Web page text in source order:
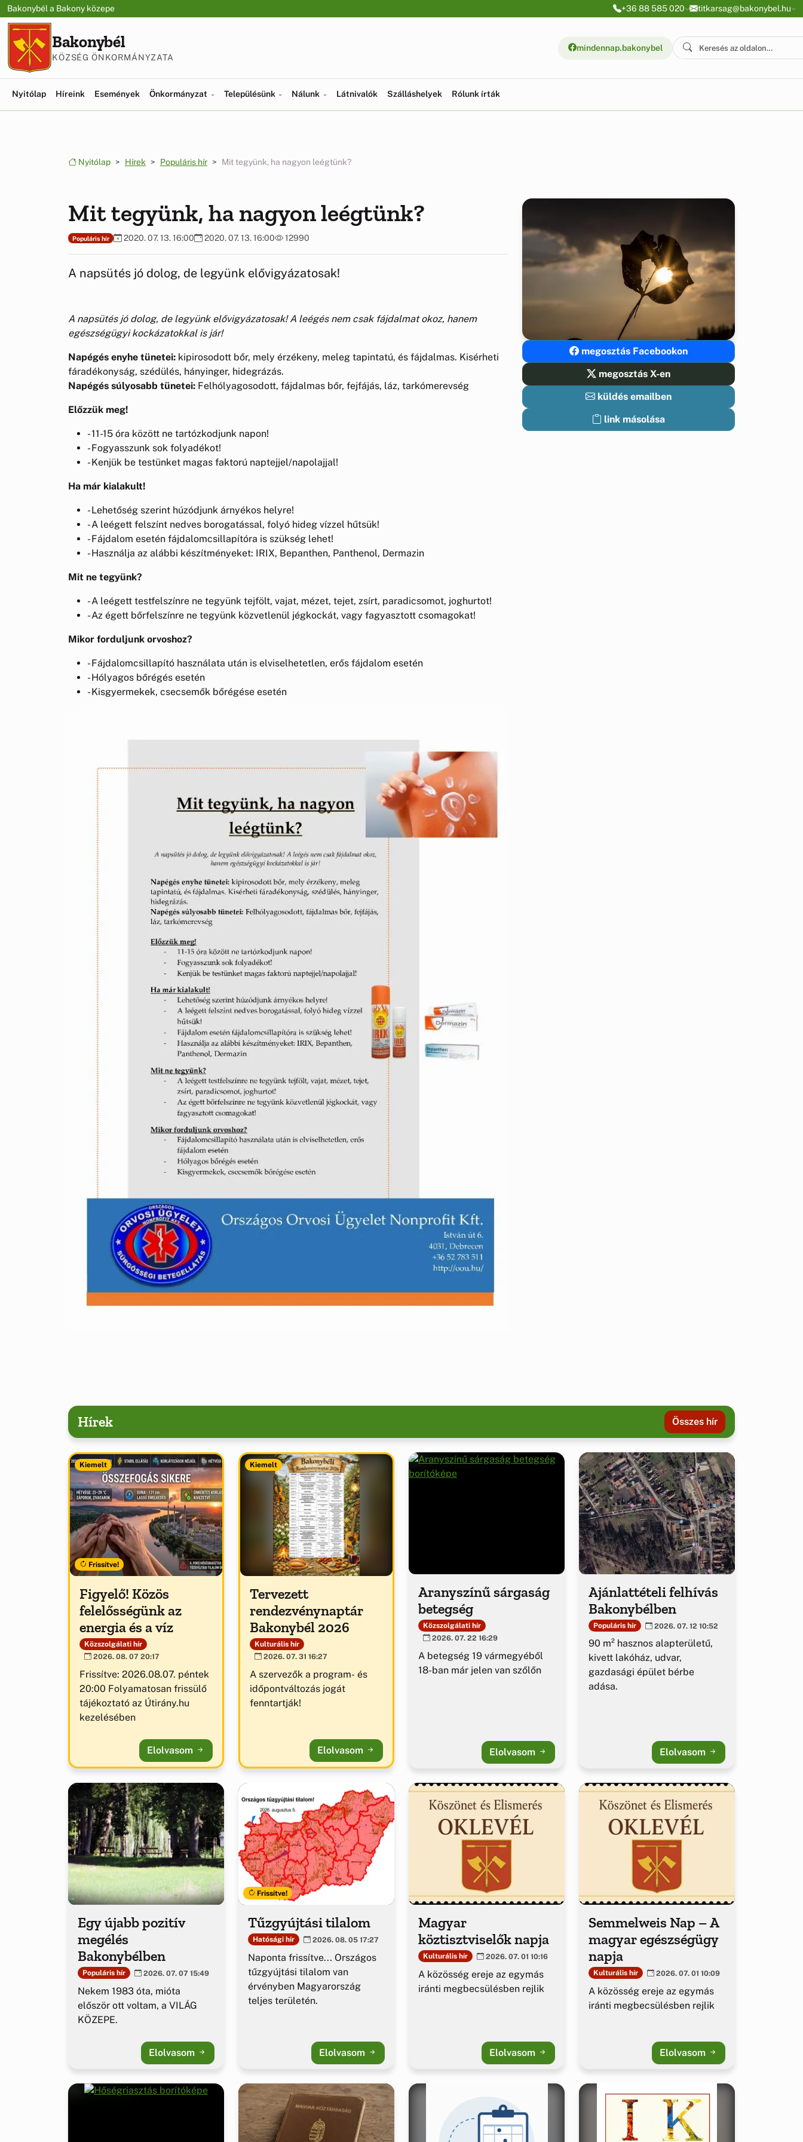
Ugrás a menüre
Ugrás a tartalomra
Bakonybél a Bakony közepe +36 88 585 020 titkarsag@bakonybel.hu
Bakonybél
KÖZSÉG ÖNKORMÁNYZATA
mindennap.bakonybel
Nyitólap Híreink Események Önkormányzat Településünk Nálunk Látnivalók Szálláshelyek Rólunk írták
Nyitólap Hírek Populáris hír Mit tegyünk, ha nagyon leégtünk?
Mit tegyünk, ha nagyon leégtünk?
Populáris hír 2020. 07. 13. 16:00 2020. 07. 13. 16:00 12990
A napsütés jó dolog, de legyünk elővigyázatosak!
A napsütés jó dolog, de legyünk elővigyázatosak! A leégés nem csak fájdalmat okoz, hanem
egészségügyi kockázatokkal is jár!
Napégés enyhe tünetei: kipirosodott bőr, mely érzékeny, meleg tapintatú, és fájdalmas. Kisérheti
fáradékonyság, szédülés, hányinger, hidegrázás.
Napégés súlyosabb tünetei: Felhólyagosodott, fájdalmas bőr, fejfájás, láz, tarkómerevség
Előzzük meg!
- 11-15 óra között ne tartózkodjunk napon!
- Fogyasszunk sok folyadékot!
- Kenjük be testünket magas faktorú naptejjel/napolajjal!
Ha már kialakult!
- Lehetőség szerint húzódjunk árnyékos helyre!
- A leégett felszínt nedves borogatással, folyó hideg vízzel hűtsük!
- Fájdalom esetén fájdalomcsillapítóra is szükség lehet!
- Használja az alábbi készítményeket: IRIX, Bepanthen, Panthenol, Dermazin
Mit ne tegyünk?
- A leégett testfelszínre ne tegyünk tejfölt, vajat, mézet, tejet, zsírt, paradicsomot, joghurtot!
- Az égett bőrfelszínre ne tegyünk közvetlenül jégkockát, vagy fagyasztott csomagokat!
Mikor forduljunk orvoshoz?
- Fájdalomcsillapító használata után is elviselhetetlen, erős fájdalom esetén
- Hólyagos bőrégés esetén
- Kisgyermekek, csecsemők bőrégése esetén
megosztás Facebookon
megosztás X-en
küldés emailben
link másolása
Hírek Összes hír
Kiemelt
Frissítve!
Figyelő! Közös
felelősségünk az
energia és a víz
Közszolgálati hír
2026. 08. 07 20:17
Frissítve: 2026.08.07. péntek
20:00 Folyamatosan frissülő
tájékoztató az Útirány.hu
kezelésében
Elolvasom
Kiemelt
Tervezett
rendezvénynaptár
Bakonybél 2026
Kulturális hír
2026. 07. 31 16:27
A szervezők a program- és
időpontváltozás jogát
fenntartják!
Elolvasom
Aranyszínű sárgaság
betegség
Közszolgálati hír
2026. 07. 22 16:29
A betegség 19 vármegyéből
18-ban már jelen van szőlőn
Elolvasom
Ajánlattételi felhívás
Bakonybélben
Populáris hír 2026. 07. 12 10:52
90 m² hasznos alapterületű,
kivett lakóház, udvar,
gazdasági épület bérbe
adása.
Elolvasom
Egy újabb pozitív
megélés
Bakonybélben
Populáris hír 2026. 07. 07 15:49
Nekem 1983 óta, mióta
először ott voltam, a VILÁG
KÖZEPE.
Elolvasom
Frissítve!
Tűzgyújtási tilalom
Hatósági hír 2026. 08. 05 17:27
Naponta frissítve... Országos
tűzgyújtási tilalom van
érvényben Magyarország
teljes területén.
Elolvasom
Magyar
köztisztviselők napja
Kulturális hír 2026. 07. 01 10:16
A közösség ereje az egymás
iránti megbecsülésben rejlik
Elolvasom
Semmelweis Nap – A
magyar egészségügy
napja
Kulturális hír 2026. 07. 01 10:09
A közösség ereje az egymás
iránti megbecsülésben rejlik
Elolvasom